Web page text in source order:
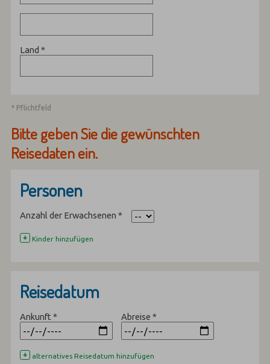
Land*
* Pflichtfeld
Bitte geben Sie die gewünschten
Reisedaten ein.
Personen
Anzahl der Erwachsenen*
+ Kinder hinzufügen
Reisedatum
Ankunft* Abreise*
+ alternatives Reisedatum hinzufügen